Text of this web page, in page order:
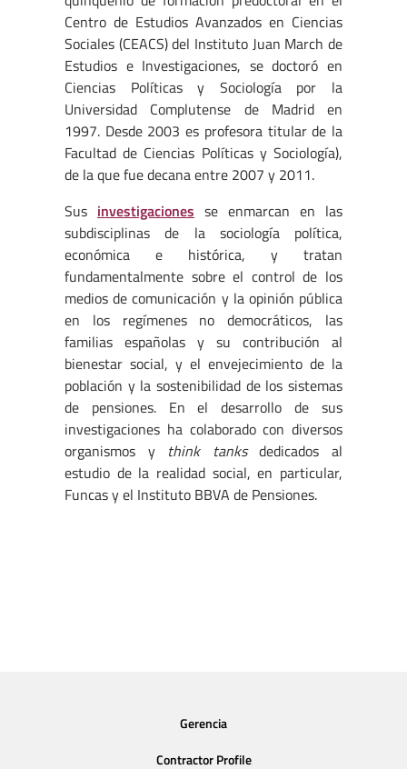
Centro de Estudios Avanzados en Ciencias
Sociales (CEACS) del Instituto Juan March de
Estudios e Investigaciones, se doctoró en
Ciencias Políticas y Sociología por la
Universidad Complutense de Madrid en
1997. Desde 2003 es profesora titular de la
Facultad de Ciencias Políticas y Sociología),
de la que fue decana entre 2007 y 2011.
Sus investigaciones se enmarcan en las
subdisciplinas de la sociología política,
económica e histórica, y tratan
fundamentalmente sobre el control de los
medios de comunicación y la opinión pública
en los regímenes no democráticos, las
familias españolas y su contribución al
bienestar social, y el envejecimiento de la
población y la sostenibilidad de los sistemas
de pensiones. En el desarrollo de sus
investigaciones ha colaborado con diversos
organismos y think tanksdedicados al
estudio de la realidad social, en particular,
Funcas y el Instituto BBVA de Pensiones.
Gerencia
Contractor Profile